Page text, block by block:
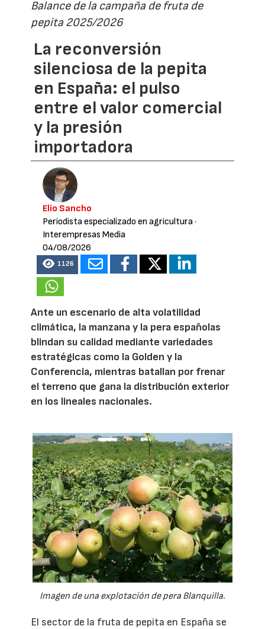
Balance de la campaña de fruta de
pepita 2025/2026
La reconversión
silenciosa de la pepita
en España: el pulso
entre el valor comercial
y la presión
importadora
Elio Sancho
Periodista especializado en agricultura·
Interempresas Media
04/08/2026
1126
Ante un escenario de alta volatilidad
climática, la manzana y la pera españolas
blindan su calidad mediante variedades
estratégicas como la Golden y la
Conferencia, mientras batallan por frenar
el terreno que gana la distribución exterior
en los lineales nacionales.
Imagen de una explotación de pera Blanquilla.
El sector de la fruta de pepita en España se